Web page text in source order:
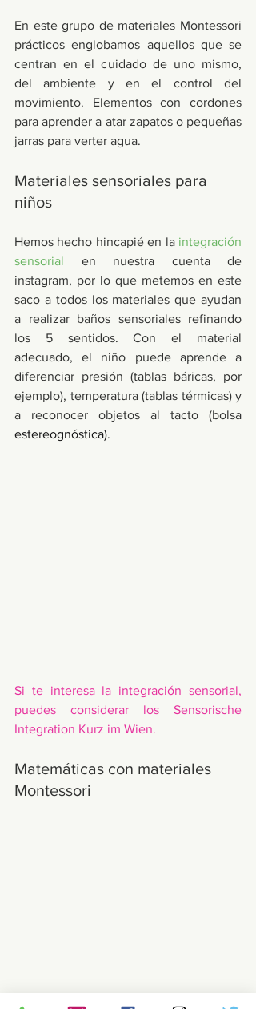
En este grupo de materiales Montessori
prácticos englobamos aquellos que se
centran en el cuidado de uno mismo,
del ambiente y en el control del
movimiento. Elementos con cordones
para aprender a atar zapatos o pequeñas
jarras para verter agua.
Materiales sensoriales para
niños
Hemos hecho hincapié en la integración
sensorial
en nuestra cuenta de
instagram, por lo que metemos en este
saco a todos los materiales que ayudan
a realizar baños sensoriales refinando
los 5 sentidos. Con el material
adecuado, el niño puede aprende a
diferenciar presión (tablas báricas, por
ejemplo), temperatura (tablas térmicas) y
estereognóstica).
Si te interesa la integración sensorial,
puedes considerar los Sensorische
Integration Kurz im Wien.
Matemáticas con materiales
Montessori